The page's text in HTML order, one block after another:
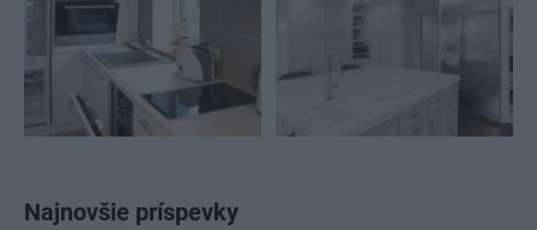
Najnovšie príspevky